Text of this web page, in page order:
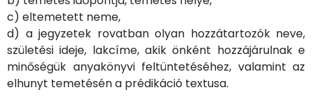
c) eltemetett neme,
d) a jegyzetek rovatban olyan hozzátartozók neve,
születési ideje, lakcíme, akik önként hozzájárulnak e
minőségük anyakönyvi feltüntetéséhez, valamint az
elhunyt temetésén a prédikáció textusa.